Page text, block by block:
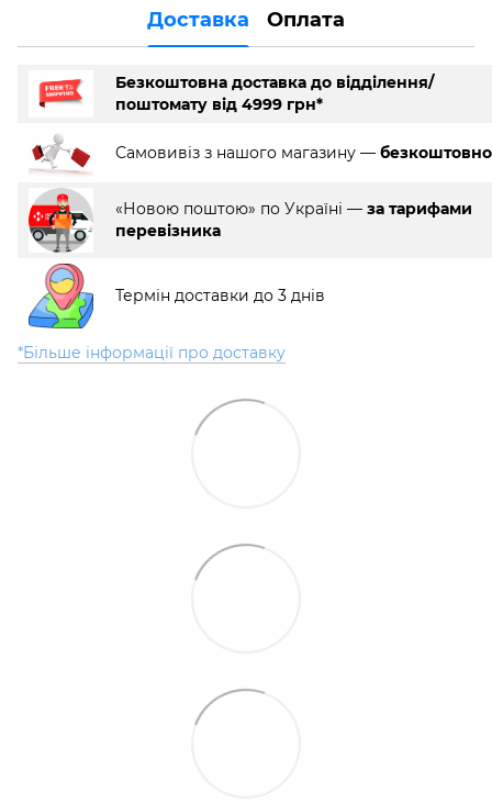
Доставка Оплата
Безкоштовна доставка до відділення/
поштомату від 4999 грн*
Самовивіз з нашого магазину — безкоштовно
«Новою поштою» по Україні — за тарифами
перевізника
Термін доставки до 3 днів
*Більше інформації про доставку